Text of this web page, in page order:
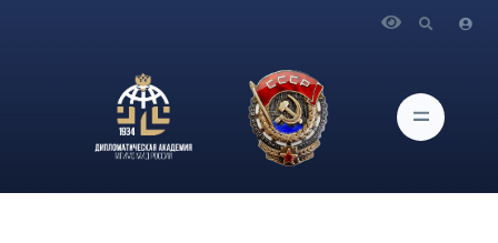
для магистрантов первого курса